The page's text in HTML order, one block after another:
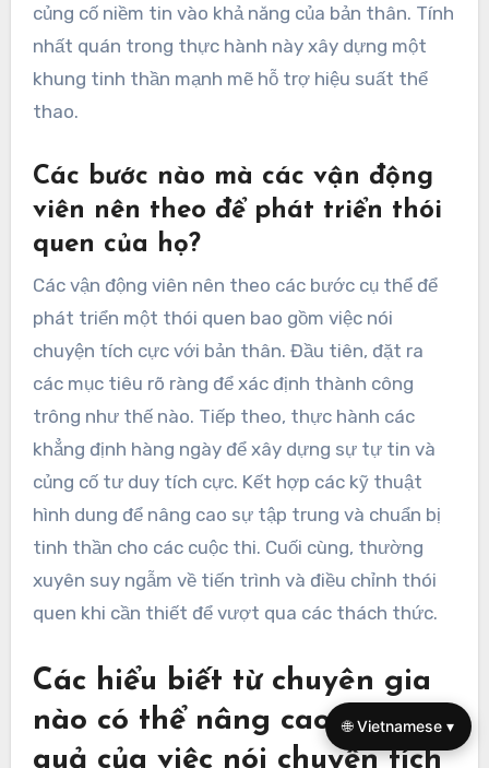
củng cố niềm tin vào khả năng của bản thân. Tính
nhất quán trong thực hành này xây dựng một
khung tinh thần mạnh mẽ hỗ trợ hiệu suất thể
thao.
Các bước nào mà các vận động
viên nên theo để phát triển thói
quen của họ?
Các vận động viên nên theo các bước cụ thể để
phát triển một thói quen bao gồm việc nói
chuyện tích cực với bản thân. Đầu tiên, đặt ra
các mục tiêu rõ ràng để xác định thành công
trông như thế nào. Tiếp theo, thực hành các
khẳng định hàng ngày để xây dựng sự tự tin và
củng cố tư duy tích cực. Kết hợp các kỹ thuật
hình dung để nâng cao sự tập trung và chuẩn bị
tinh thần cho các cuộc thi. Cuối cùng, thường
xuyên suy ngẫm về tiến trình và điều chỉnh thói
quen khi cần thiết để vượt qua các thách thức.
Các hiểu biết từ chuyên gia
nào có thể nâng cao hiệu
quả của việc nói chuyện tích
🌐 Vietnamese ▾